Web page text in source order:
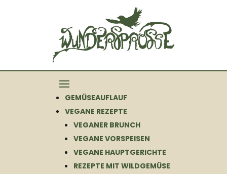
GEMÜSEAUFLAUF
VEGANE REZEPTE
VEGANER BRUNCH
VEGANE VORSPEISEN
VEGANE HAUPTGERICHTE
REZEPTE MIT WILDGEMÜSE